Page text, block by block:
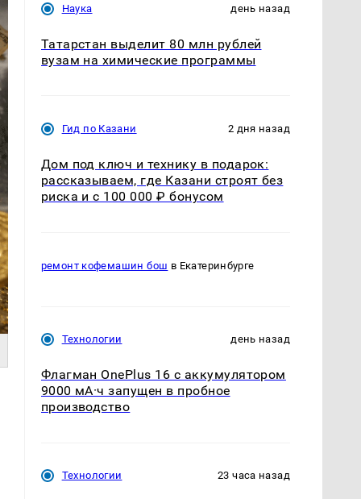
Наука день назад
Татарстан выделит 80 млн рублей
вузам на химические программы
Гид по Казани 2 дня назад
Дом под ключ и технику в подарок:
рассказываем, где Казани строят без
риска и с 100 000 ₽ бонусом
ремонт кофемашин бош в Екатеринбурге
Технологии день назад
Флагман OnePlus 16 с аккумулятором
9000 мА·ч запущен в пробное
производство
Технологии 23 часа назад